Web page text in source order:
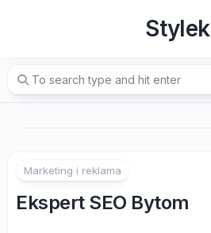
Stylek
Marketing i reklama
Ekspert SEO Bytom